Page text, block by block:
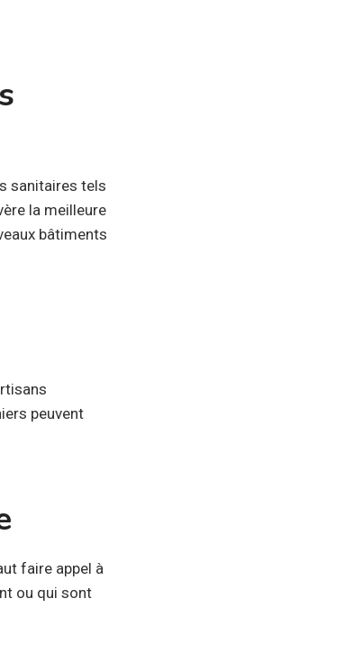
sanitaires tels
la meilleure
bâtiments
peuvent
faire appel à
ou qui sont